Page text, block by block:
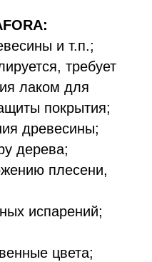
и т.п.;
требует
лаком для
покрытия;
древесины;
дерева;
плесени,
испарений;
цвета;